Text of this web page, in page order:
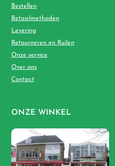
Bestellen
Betaalmethoden
Levering
Retourneren en Ruilen
Onze service
Over ons
Contact
ONZE WINKEL